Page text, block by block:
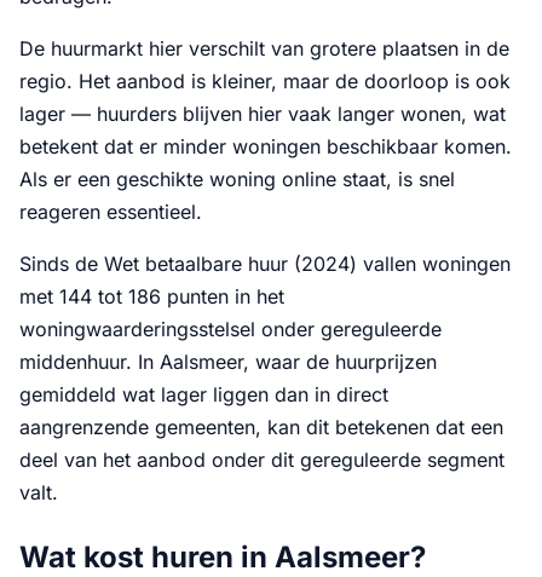
De huurmarkt hier verschilt van grotere plaatsen in de
regio. Het aanbod is kleiner, maar de doorloop is ook
lager — huurders blijven hier vaak langer wonen, wat
betekent dat er minder woningen beschikbaar komen.
Als er een geschikte woning online staat, is snel
reageren essentieel.
Sinds de Wet betaalbare huur (2024) vallen woningen
met 144 tot 186 punten in het
woningwaarderingsstelsel onder gereguleerde
middenhuur. In Aalsmeer, waar de huurprijzen
gemiddeld wat lager liggen dan in direct
aangrenzende gemeenten, kan dit betekenen dat een
deel van het aanbod onder dit gereguleerde segment
valt.
Wat kost huren in Aalsmeer?